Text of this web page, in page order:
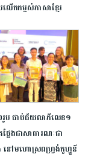
កកម្ពស់ភាសាខ្មែរ
រូប ជាប់ជ័យលាភីលេខ១
ថ្លែងជាសាធារណៈជា
នៅមហោស្រព​ហ្វ្រង់កូហ្វូនី